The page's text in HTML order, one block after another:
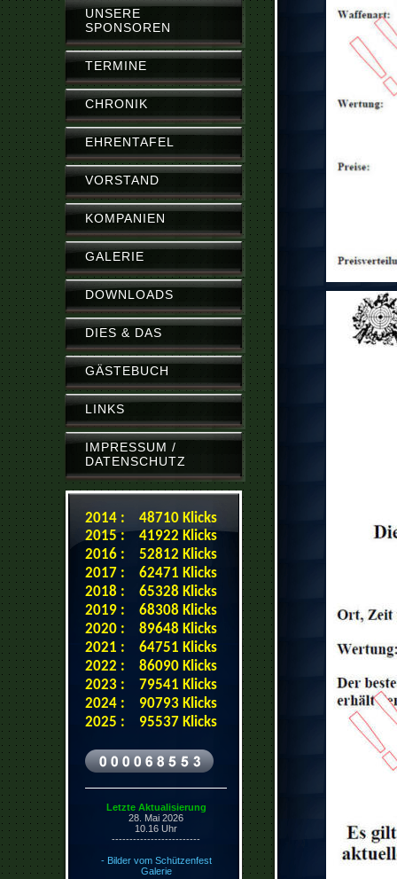
UNSERE
SPONSOREN
TERMINE
CHRONIK
EHRENTAFEL
VORSTAND
KOMPANIEN
GALERIE
DOWNLOADS
DIES & DAS
GÄSTEBUCH
LINKS
IMPRESSUM /
DATENSCHUTZ
2014 : 48710 Klicks
2015 : 41922 Klicks
2016 : 52812 Klicks
2017 : 62471 Klicks
2018 : 65328 Klicks
2019 : 68308 Klicks
2020 : 89648 Klicks
2021 : 64751 Klicks
2022 : 86090 Klicks
2023 : 79541 Klicks
2024 : 90793 Klicks
2025 : 95537 Klicks
Letzte Aktualisierung
28. Mai 2026
10.16 Uhr
-------------------------
- Bilder vom Schützenfest
Galerie